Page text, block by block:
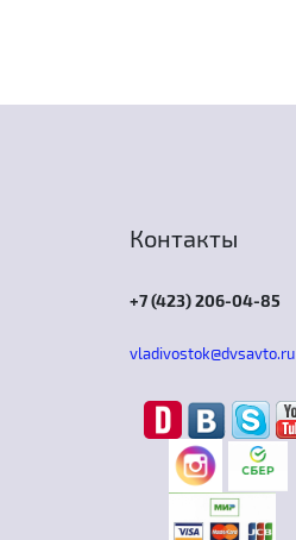
Контакты
+7 (423) 206-04-85
vladivostok@dvsavto.ru